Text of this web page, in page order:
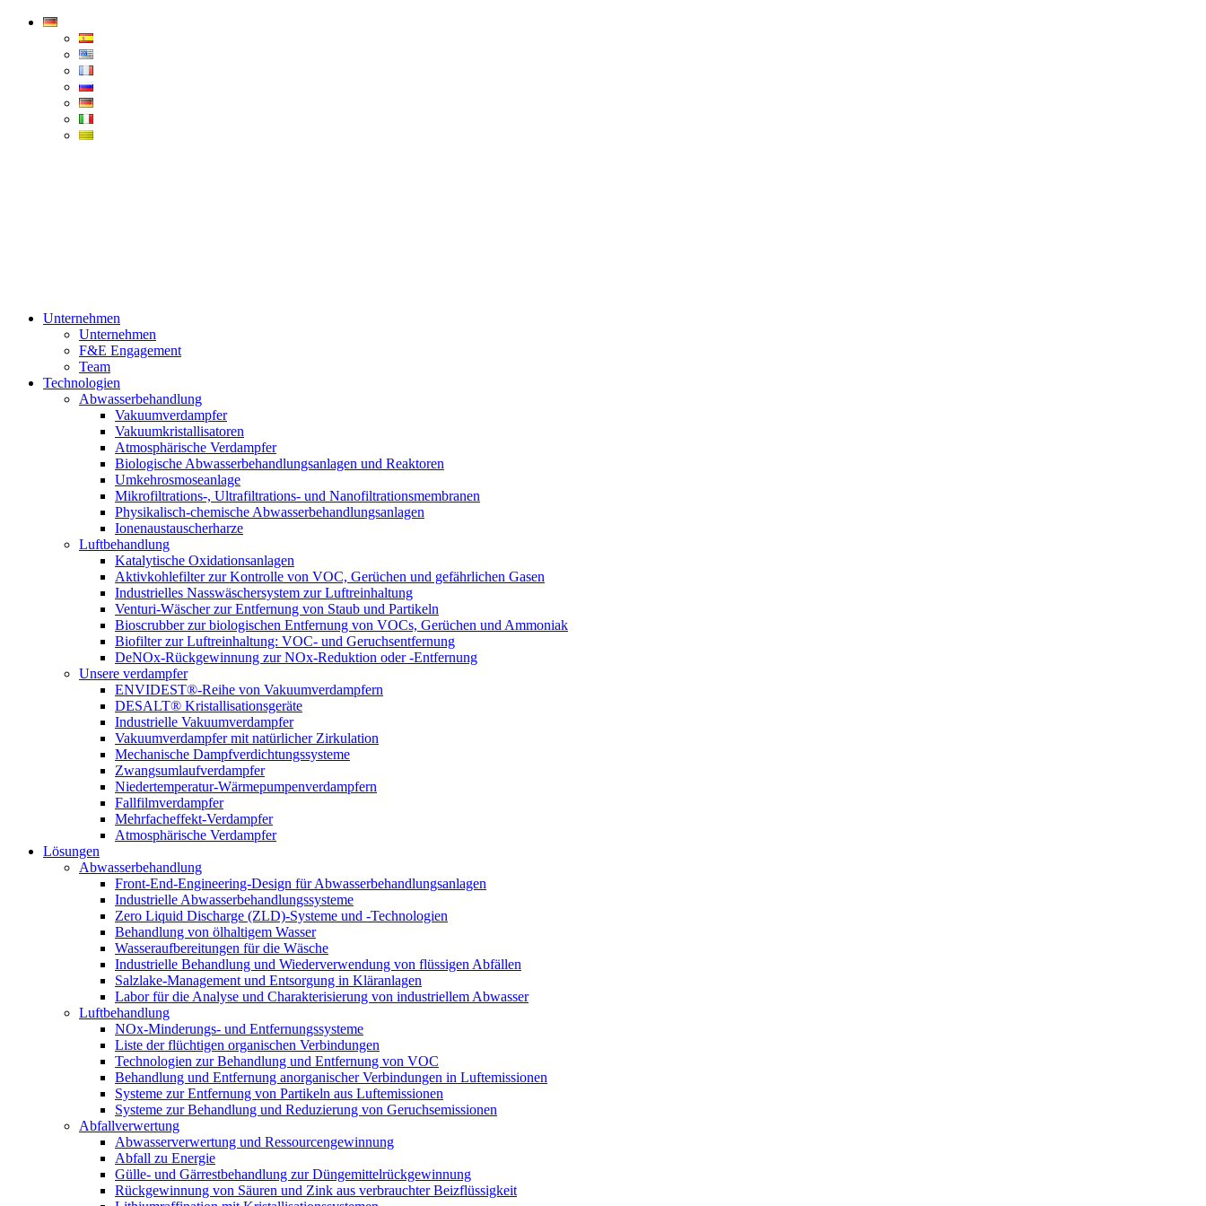
Condorchem
Unternehmen
Unternehmen
F&E Engagement
Team
Technologien
Abwasserbehandlung
Vakuumverdampfer
Vakuumkristallisatoren
Atmosphärische Verdampfer
Biologische Abwasserbehandlungsanlagen und Reaktoren
Umkehrosmoseanlage
Mikrofiltrations-, Ultrafiltrations- und Nanofiltrationsmembranen
Physikalisch-chemische Abwasserbehandlungsanlagen
Ionenaustauscherharze
Luftbehandlung
Katalytische Oxidationsanlagen
Aktivkohlefilter zur Kontrolle von VOC, Gerüchen und gefährlichen Gasen
Industrielles Nasswäschersystem zur Luftreinhaltung
Venturi-Wäscher zur Entfernung von Staub und Partikeln
Bioscrubber zur biologischen Entfernung von VOCs, Gerüchen und Ammoniak
Biofilter zur Luftreinhaltung: VOC- und Geruchsentfernung
DeNOx-Rückgewinnung zur NOx-Reduktion oder -Entfernung
Unsere verdampfer
ENVIDEST®-Reihe von Vakuumverdampfern
DESALT® Kristallisationsgeräte
Industrielle Vakuumverdampfer
Vakuumverdampfer mit natürlicher Zirkulation
Mechanische Dampfverdichtungssysteme
Zwangsumlaufverdampfer
Niedertemperatur-Wärmepumpenverdampfern
Fallfilmverdampfer
Mehrfacheffekt-Verdampfer
Atmosphärische Verdampfer
Lösungen
Abwasserbehandlung
Front-End-Engineering-Design für Abwasserbehandlungsanlagen
Industrielle Abwasserbehandlungssysteme
Zero Liquid Discharge (ZLD)-Systeme und -Technologien
Behandlung von ölhaltigem Wasser
Wasseraufbereitungen für die Wäsche
Industrielle Behandlung und Wiederverwendung von flüssigen Abfällen
Salzlake-Management und Entsorgung in Kläranlagen
Labor für die Analyse und Charakterisierung von industriellem Abwasser
Luftbehandlung
NOx-Minderungs- und Entfernungssysteme
Liste der flüchtigen organischen Verbindungen
Technologien zur Behandlung und Entfernung von VOC
Behandlung und Entfernung anorganischer Verbindungen in Luftemissionen
Systeme zur Entfernung von Partikeln aus Luftemissionen
Systeme zur Behandlung und Reduzierung von Geruchsemissionen
Abfallverwertung
Abwasserverwertung und Ressourcengewinnung
Abfall zu Energie
Gülle- und Gärrestbehandlung zur Düngemittelrückgewinnung
Rückgewinnung von Säuren und Zink aus verbrauchter Beizflüssigkeit